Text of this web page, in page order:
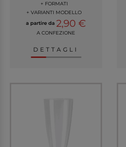
+ FORMATI
+ VARIANTI MODELLO
a partire da 2,90 €
A CONFEZIONE
DETTAGLI